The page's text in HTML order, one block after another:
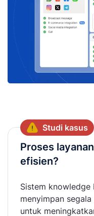
Studi kasus
Proses
efisien?
Sistem knowledge
menyimpan
untuk